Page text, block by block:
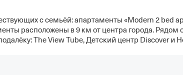
с семьёй: апартаменты «Modern 2 bed
расположены в 9 км от центра города. Рядом
The View Tube, Детский центр Discover и